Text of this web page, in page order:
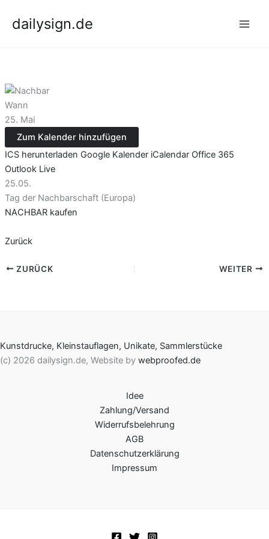
Inhaltdailysign.de
Wann
25. Mai
Zum Kalender hinzufügen
ICS herunterladen Google Kalender iCalendar Office 365
Outlook Live
25.05.
Tag der Nachbarschaft (Europa)
NACHBAR kaufen
Zurück
ZURÜCK WEITER
Kunstdrucke, Kleinstauflagen, Unikate, Sammlerstücke
(c) 2026 dailysign.de, Website by webproofed.de
Idee
Zahlung/Versand
Widerrufsbelehrung
AGB
Datenschutzerklärung
Impressum